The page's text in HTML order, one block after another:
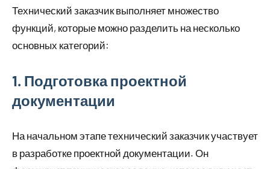
Технический заказчик выполняет множество
функций, которые можно разделить на несколько
основных категорий:
1. Подготовка проектной
документации
На начальном этапе технический заказчик участвует
в разработке проектной документации. Он